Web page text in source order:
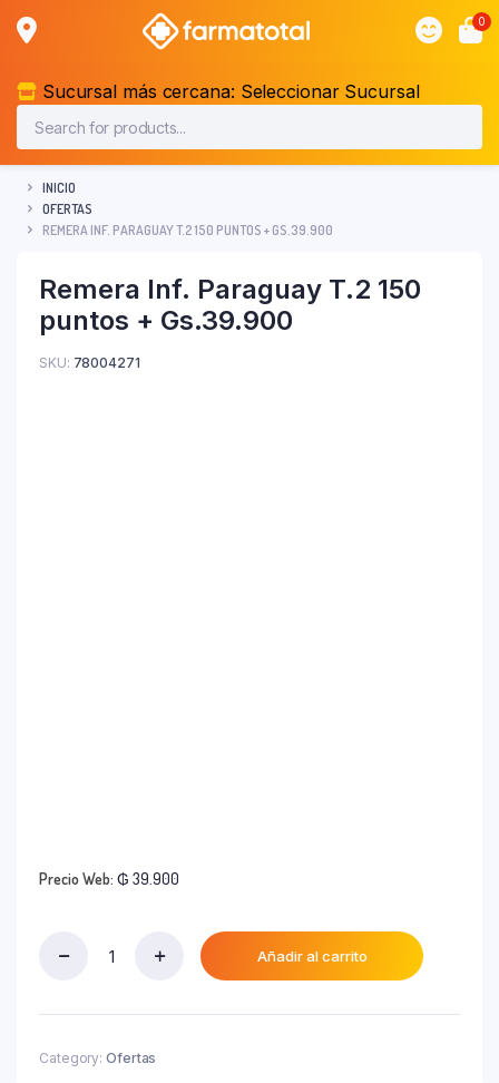
0
Sucursal más cercana: Seleccionar Sucursal
INICIO
OFERTAS
REMERA INF. PARAGUAY T.2 150 PUNTOS + GS.39.900
Remera Inf. Paraguay T.2 150
puntos + Gs.39.900
SKU: 78004271
Precio Web: ₲ 39.900
150
puntos
Añadir al carrito
Category: Ofertas